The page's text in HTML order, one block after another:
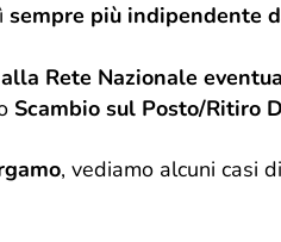
sempre più indipendente
Rete Nazionale
Scambio sul Posto/Ritiro
, vediamo alcuni casi